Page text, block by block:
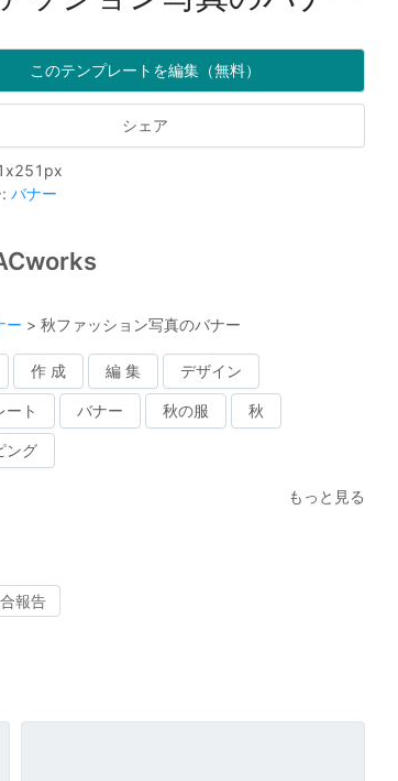
このテンプレートを編集（無料）
シェア
x251 px
: バナー
ー > 秋ファッション写真のバナー
作 成 編 集 デザイン
ート バナー 秋の服 秋
ング
もっと見る
報告